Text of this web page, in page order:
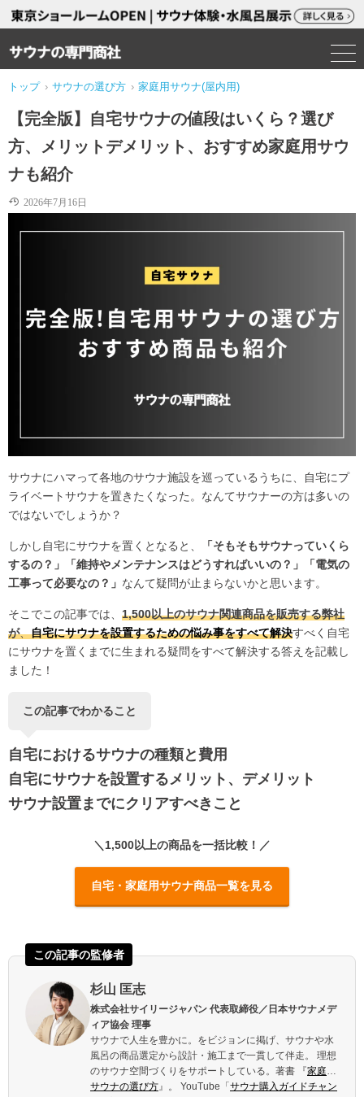
トップ › サウナの選び方 › 家庭用サウナ(屋内用)
【完全版】自宅サウナの値段はいくら？選び
方、メリットデメリット、おすすめ家庭用サウ
ナも紹介
2026年7月16日
サウナにハマって各地のサウナ施設を巡っているうちに、自宅にプ
ライベートサウナを置きたくなった。なんてサウナーの方は多いの
ではないでしょうか？
しかし自宅にサウナを置くとなると、
「そもそもサウナっていくら
するの？」「維持やメンテナンスはどうすればいいの？」「電気の
工事って必要なの？」 なんて疑問が止まらないかと思います。
そこでこの記事では、 1,500以上のサウナ関連商品を販売する弊社
が、自宅にサウナを設置するための悩み事をすべて解決すべく自宅
にサウナを置くまでに生まれる疑問をすべて解決する答えを記載し
ました！
この記事でわかること
自宅におけるサウナの種類と費用
自宅にサウナを設置するメリット、デメリット
サウナ設置までにクリアすべきこと
＼1,500以上の商品を一括比較！／
自宅・家庭用サウナ商品一覧を見る
杉山 匡志
株式会社サイリージャパン 代表取締役／日本サウナメデ
ィア協会 理事
サウナで人生を豊かに。をビジョンに掲げ、サウナや水
風呂の商品選定から設計・施工まで一貫して伴走。 理想
のサウナ空間づくりをサポートしている。著書 『家庭用
サウナの選び方
』。 YouTube「 サウナ購入ガイドチャン